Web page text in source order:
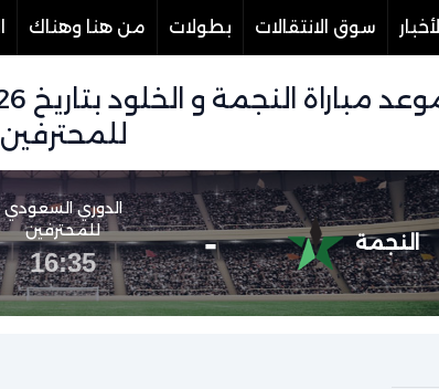
الأخبار سوق الانتقالات بطولات من هنا وهناك
للمحترفين
النجمة -
الدوري السعودي
للمحترفين
16:35